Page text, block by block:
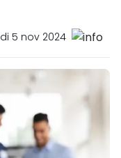
di 5 nov 2024